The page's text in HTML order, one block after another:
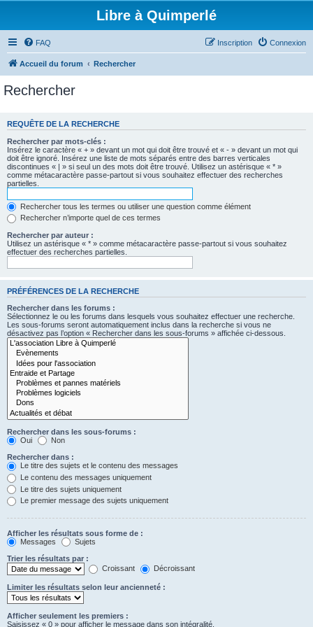
Libre à Quimperlé
FAQ Connexion
Inscription
Accueil du forum Rechercher
Rechercher
REQUÊTE DE LA RECHERCHE
Rechercher par mots-clés :
Insérez le caractère « + » devant un mot qui doit être trouvé et « - » devant un mot qui
doit être ignoré. Insérez une liste de mots séparés entre des barres verticales
discontinues « | » si seul un des mots doit être trouvé. Utilisez un astérisque « * »
comme métacaractère passe-partout si vous souhaitez effectuer des recherches
partielles.
Rechercher tous les termes ou utiliser une question comme élément
Rechercher n’importe quel de ces termes
Rechercher par auteur :
Utilisez un astérisque « * » comme métacaractère passe-partout si vous souhaitez
effectuer des recherches partielles.
PRÉFÉRENCES DE LA RECHERCHE
Rechercher dans les forums :
Sélectionnez le ou les forums dans lesquels vous souhaitez effectuer une recherche.
Les sous-forums seront automatiquement inclus dans la recherche si vous ne
désactivez pas l’option « Rechercher dans les sous-forums » affichée ci-dessous.
Rechercher dans les sous-forums :
Oui
Non
Rechercher dans :
Le titre des sujets et le contenu des messages
Le contenu des messages uniquement
Le titre des sujets uniquement
Le premier message des sujets uniquement
Afficher les résultats sous forme de :
Messages
Sujets
Trier les résultats par :
Croissant
Décroissant
Limiter les résultats selon leur ancienneté :
Afficher seulement les premiers :
Saisissez « 0 » pour afficher le message dans son intégralité.